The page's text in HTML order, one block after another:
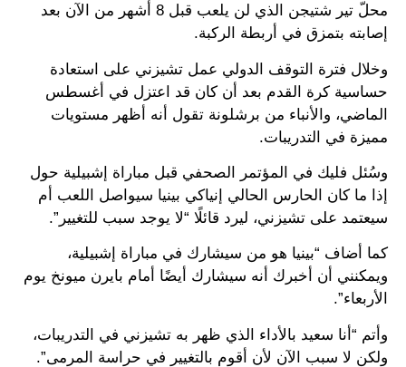
محلّ تير شتيجن الذي لن يلعب قبل 8 أشهر من الآن بعد
إصابته بتمزق في أربطة الركبة.
وخلال فترة التوقف الدولي عمل تشيزني على استعادة
حساسية كرة القدم بعد أن كان قد اعتزل في أغسطس
الماضي، والأنباء من برشلونة تقول أنه أظهر مستويات
مميزة في التدريبات.
وسُئل فليك في المؤتمر الصحفي قبل مباراة إشبيلية حول
إذا ما كان الحارس الحالي إنياكي بينيا سيواصل اللعب أم
سيعتمد على تشيزني، ليرد قائلًا “لا يوجد سبب للتغيير”.
كما أضاف “بينيا هو من سيشارك في مباراة إشبيلية،
ويمكنني أن أخبرك أنه سيشارك أيضًا أمام بايرن ميونخ يوم
الأربعاء”.
وأتم “أنا سعيد بالأداء الذي ظهر به تشيزني في التدريبات،
ولكن لا سبب الآن لأن أقوم بالتغيير في حراسة المرمى”.